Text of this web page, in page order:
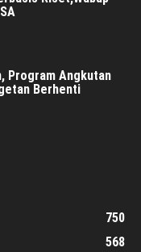
Program Angkutan
Berhenti
750
568